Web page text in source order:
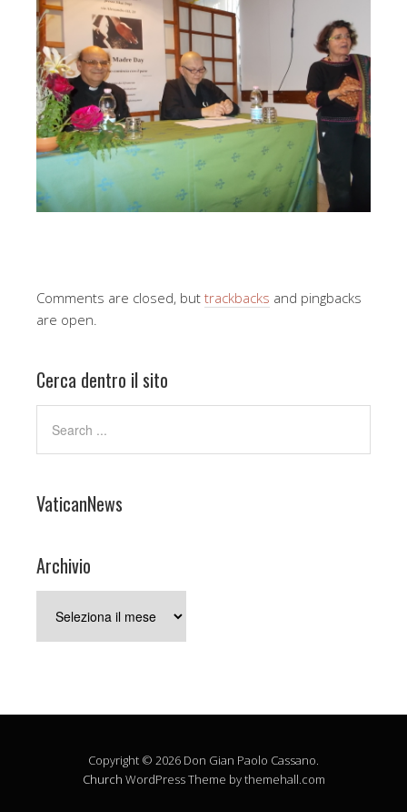
Comments are closed, but trackbacks and pingbacks
are open.
Cerca dentro il sito
VaticanNews
Archivio
Copyright © 2026 Don Gian Paolo Cassano.
Church WordPress Theme by themehall.com